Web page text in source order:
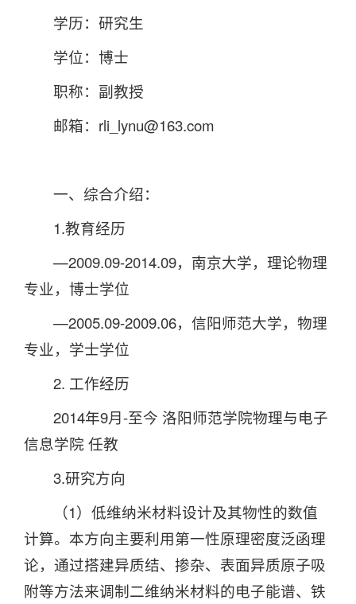
学历：研究生
学位：博士
职称：副教授
邮箱：rli_lynu@163.com
一、综合介绍：
1.教育经历
—2009.09-2014.09，南京大学，理论物理
专业，博士学位
—2005.09-2009.06，信阳师范大学，物理
专业，学士学位
2. 工作经历
2014年9月-至今 洛阳师范学院物理与电子
信息学院 任教
3.研究方向
（1）低维纳米材料设计及其物性的数值
计算。本方向主要利用第一性原理密度泛函理
论，通过搭建异质结、掺杂、表面异质原子吸
附等方法来调制二维纳米材料的电子能谱、铁